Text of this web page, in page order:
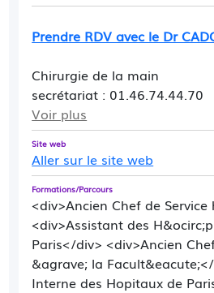
Prendre RDV avec le Dr
Chirurgie de la main
secrétariat : 01.46.74.44.70
Voir plus
Site web
Aller sur le site web
Formations/Parcours
<div>Ancien Chef de
<div>Assistant des
Paris</div> <div>Ancien
&agrave; la
Interne des Hopitaux de